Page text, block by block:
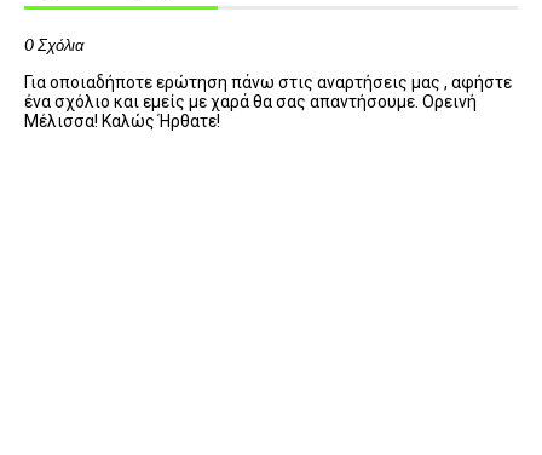
0 Σχόλια
Για οποιαδήποτε ερώτηση πάνω στις αναρτήσεις μας , αφήστε
ένα σχόλιο και εμείς με χαρά θα σας απαντήσουμε. Ορεινή
Μέλισσα! Καλώς Ήρθατε!